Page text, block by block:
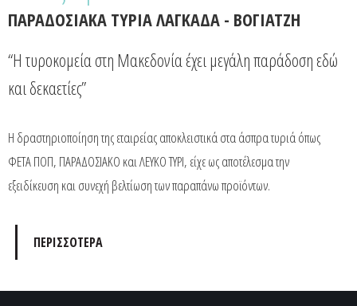
ΠΑΡΑΔΟΣΙΑΚΑ ΤΥΡΙΑ ΛΑΓΚΑΔΑ - ΒΟΓΙΑΤΖΗ
“Η τυροκομεία στη Μακεδονία έχει μεγάλη παράδοση εδώ
και δεκαετίες”
Η δραστηριοποίηση της εταιρείας αποκλειστικά στα άσπρα τυριά όπως
ΦΕΤΑ ΠΟΠ, ΠΑΡΑΔΟΣΙΑΚΟ και ΛΕΥΚΟ ΤΥΡΙ, είχε ως αποτέλεσμα την
εξειδίκευση και συνεχή βελτίωση των παραπάνω προϊόντων.
ΠΕΡΙΣΣΟΤΕΡΑ